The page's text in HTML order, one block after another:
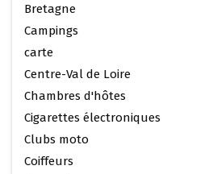
Bretagne
Campings
carte
Centre-Val de Loire
Chambres d'hôtes
Cigarettes électroniques
Clubs moto
Coiffeurs